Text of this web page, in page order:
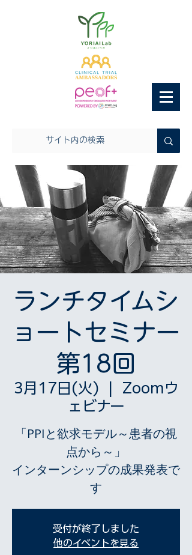
ランチタイムシ
ョートセミナー
第18回
3月17日(火)
Zoomウ
ェビナー
「PPIと欲求モデル～患者の視
点から～」
インターンシップの成果発表で
す
受付が終了しました
他のイベントを見る